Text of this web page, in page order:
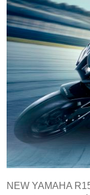
NEW YAMAHA